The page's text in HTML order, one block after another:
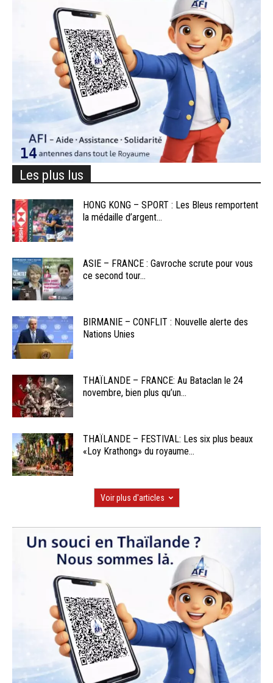
Les plus lus
HONG KONG – SPORT : Les Bleus remportent
la médaille d’argent...
ASIE – FRANCE : Gavroche scrute pour vous
ce second tour...
BIRMANIE – CONFLIT : Nouvelle alerte des
Nations Unies
THAÏLANDE – FRANCE: Au Bataclan le 24
novembre, bien plus qu’un...
THAÏLANDE – FESTIVAL: Les six plus beaux
«Loy Krathong» du royaume...
Voir plus d'articles